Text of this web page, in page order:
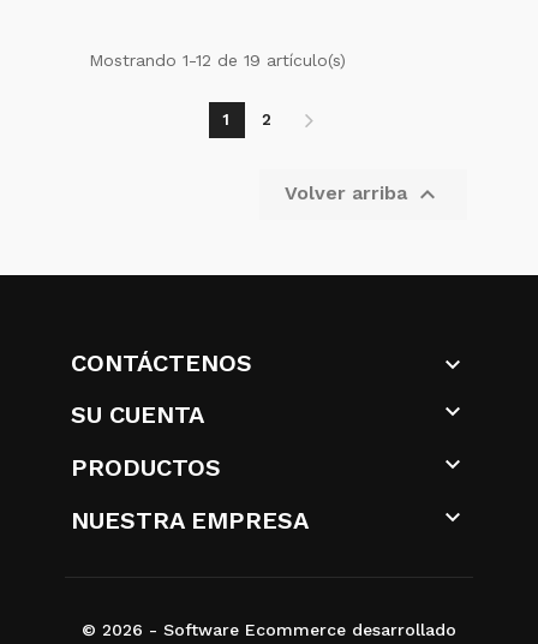
Mostrando 1-12 de 19 artículo(s)
1 2
Volver arriba 
CONTÁCTENOS

SU CUENTA

PRODUCTOS

NUESTRA EMPRESA

© 2026 - Software Ecommerce desarrollado